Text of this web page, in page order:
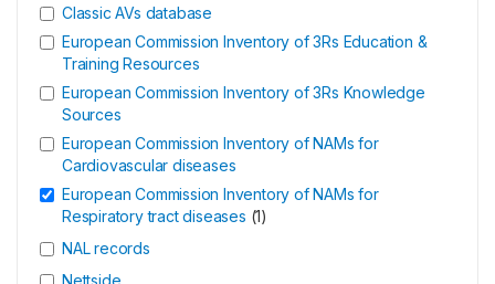
Classic AVs database
European Commission Inventory of 3Rs Education &
Training Resources
European Commission Inventory of 3Rs Knowledge
Sources
European Commission Inventory of NAMs for
Cardiovascular diseases
European Commission Inventory of NAMs for
Respiratory tract diseases (1)
NAL records
Nettside